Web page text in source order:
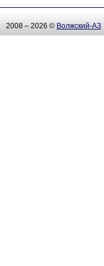
2008 – 2026 © Волжский-АЗ